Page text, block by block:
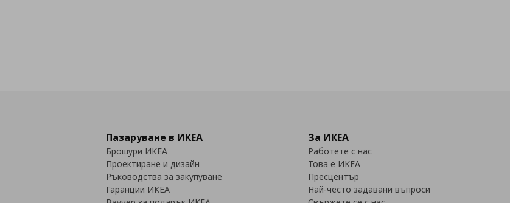
Пазаруване в ИКЕА
Брошури ИКЕА
Проектиране и дизайн
Ръководства за закупуване
Гаранции ИКЕА
За ИКЕА
Работете с нас
Това е ИКЕА
Пресцентър
Най-често задавани въпроси